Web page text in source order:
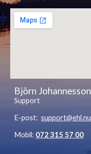
Björn Johannesson
Support
E-post:support@ehl.nu
Mobil: 072 315 57 00